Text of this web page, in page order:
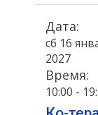
Дата:
сб 16
2027
Время:
10:00 -